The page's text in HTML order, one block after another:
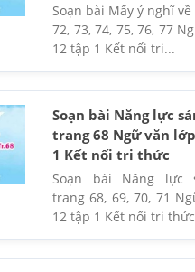
Soạn bài Mấy ý nghĩ
72, 73, 74, 75, 76, 77
12 tập 1 Kết nối tri...
Soạn bài Năng lực
trang 68 Ngữ văn
1 Kết nối tri thức
Soạn bài Năng lực
trang 68, 69, 70, 71
12 tập 1 Kết nối tri